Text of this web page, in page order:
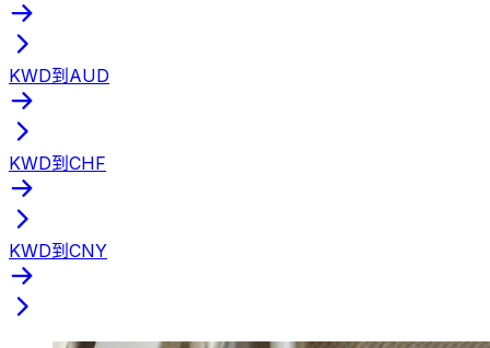
KWD到AUD
KWD到CHF
KWD到CNY